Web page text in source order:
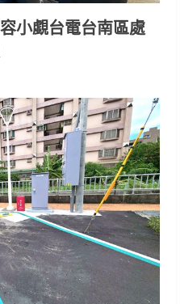
小覷台電台南區處